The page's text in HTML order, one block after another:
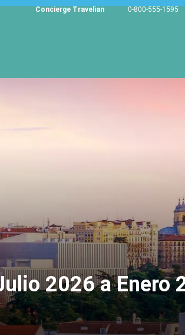
Concierge Travelian 0-800-555-1595
2026 a Enero